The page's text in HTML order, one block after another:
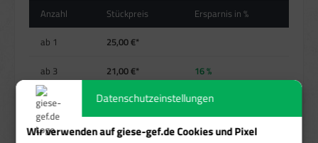
Anzahl Stückpreis
Ersparnis in %
ab 1 25,00 €*
ab 3 21,00 €* 16 %
ab5 17,00 €* 32 %
ab10 15,00 €* 40 %
Datenschutzeinstellungen
Wir verwenden auf giese-gef.de Cookies und Pixel